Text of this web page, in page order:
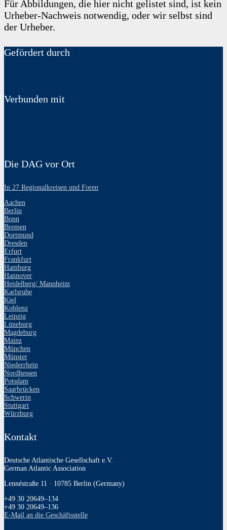
Für Abbildungen, die hier nicht gelistet sind, ist kein
Urheber-Nachweis notwendig, oder wir selbst sind
der Urheber.
Gefördert durch
Verbunden mit
Die DAG vor Ort
In 27 Regionalkreisen und Foren
Aachen
Berlin
Bonn
Bremen
Dortmund
Dresden
Erfurt
Frankfurt
Hamburg
Hannover
Heidelberg/ Mannheim
Karlsruhe
Kiel
Koblenz
Leipzig
Lüneburg
Magdeburg
Mainz
München
Münster
Niederrhein
Nordhessen
Potsdam
Saarbrücken
Schwerin
Stuttgart
Würzburg
Kontakt
Deutsche Atlantische Gesellschaft e.V.
German Atlantic Association
Lennéstraße 11 · 10785 Berlin (Germany)
+49 30 20649–134
+49 30 20649–136
E‑Mail an die Geschäftsstelle